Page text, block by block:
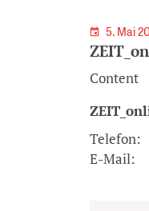
5. Mai
Content
Telefon:
E-Mail: